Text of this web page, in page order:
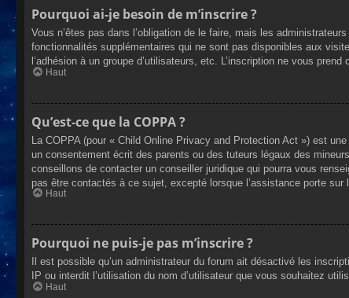
Pourquoi ai-je besoin de m’inscrire ?
Vous n’êtes pas dans l’obligation de le faire, mais les
fonctionnalités supplémentaires qui ne sont pas disponibles aux
l’adhésion à un groupe d’utilisateurs, etc. L’inscription ne vous
Haut
Qu’est-ce que la COPPA ?
La COPPA (pour « Child Online Privacy and Protection Act ») est
un consentement écrit des parents ou des tuteurs légaux des
conseillons de contacter un conseiller juridique qui pourra vous
pas être contactés à ce sujet, excepté lorsque l’assistance porte
Haut
Pourquoi ne puis-je pas m’inscrire ?
Il est possible qu’un administrateur du forum ait désactivé les
IP ou interdit l’utilisation du nom d’utilisateur que vous souhaitez
Haut